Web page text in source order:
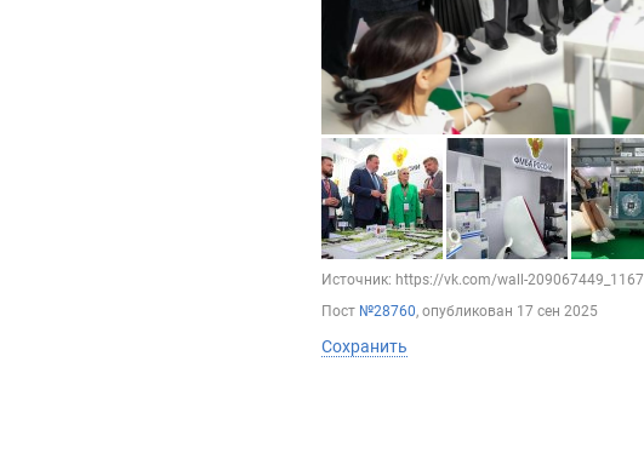
Источник: https://vk.com/wall-209067449_1167
Пост №28760, опубликован 17 сен 2025
Сохранить